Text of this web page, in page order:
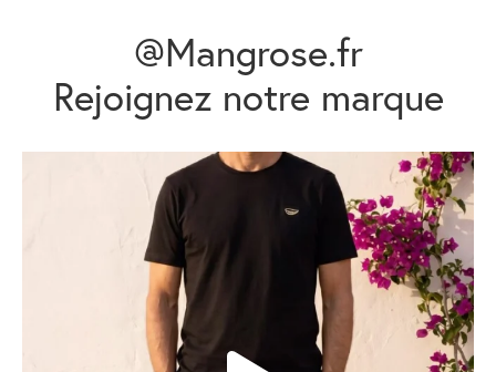
@Mangrose.fr
Rejoignez notre marque